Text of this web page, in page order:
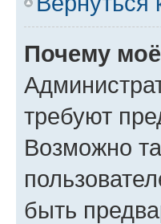
Почему
требуют
Возможно
быть